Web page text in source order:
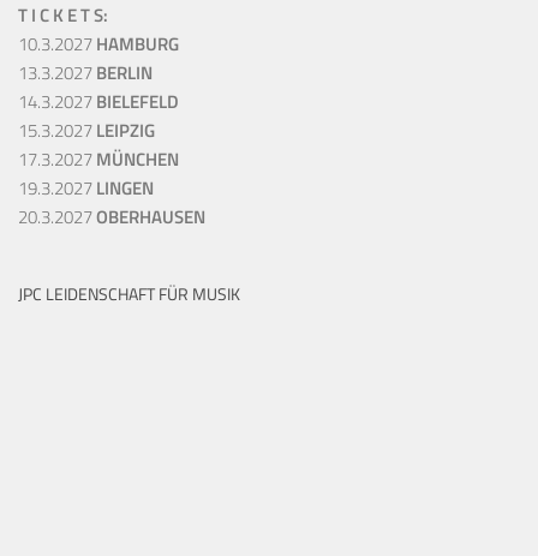
T I C K E T S:
10.3.2027HAMBURG
13.3.2027BERLIN
14.3.2027BIELEFELD
15.3.2027LEIPZIG
17.3.2027MÜNCHEN
19.3.2027LINGEN
20.3.2027OBERHAUSEN
JPC LEIDENSCHAFT FÜR MUSIK